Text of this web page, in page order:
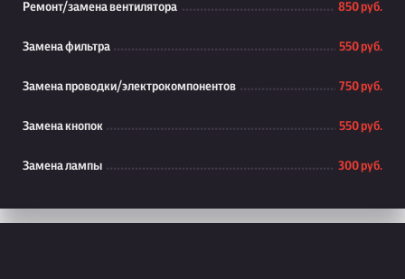
Ремонт/замена вентилятора 850 руб.
Замена фильтра 550 руб.
Замена проводки/электрокомпонентов 750 руб.
Замена кнопок 550 руб.
Замена лампы 300 руб.